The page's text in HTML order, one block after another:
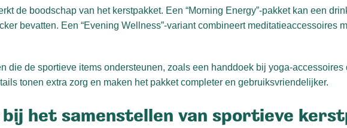
de boodschap van het kerstpakket. Een “Morning Energy”-pakket kan een
bevatten. Een “Evening Wellness”-variant combineert meditatieaccessoires
die de sportieve items ondersteunen, zoals een handdoek bij yoga-accessoires
tonen extra zorg en maken het pakket completer en gebruiksvriendelijker.
het samenstellen van sportieve